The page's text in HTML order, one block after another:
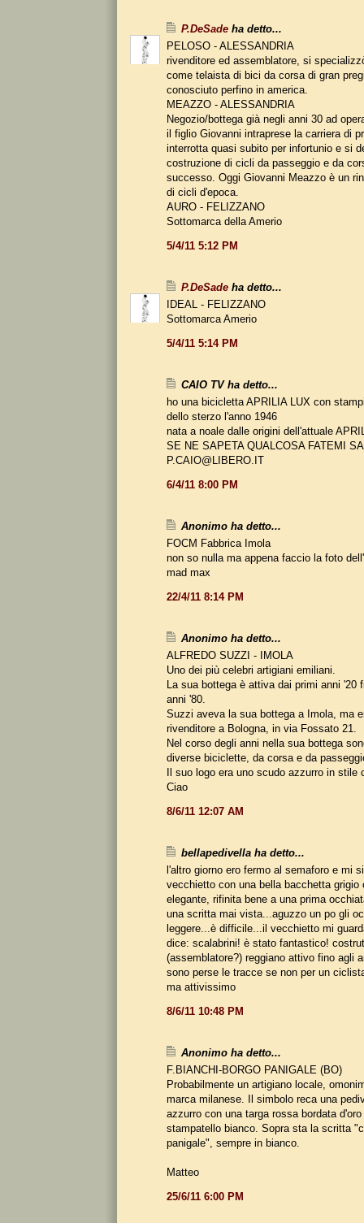
P.DeSade ha detto...
PELOSO - ALESSANDRIA
rivenditore ed assemblatore, si
come telaista di bici da corsa di gran
conosciuto perfino in america.
MEAZZO - ALESSANDRIA
Negozio/bottega già negli anni 30 ad
il figlio Giovanni intraprese la carriera di
interrotta quasi subito per infortunio e si
costruzione di cicli da passeggio e da
successo. Oggi Giovanni Meazzo è un
di cicli d'epoca.
AURO - FELIZZANO
Sottomarca della Amerio
5/4/11 5:12 PM
P.DeSade ha detto...
IDEAL - FELIZZANO
Sottomarca Amerio
5/4/11 5:14 PM
CAIO TV ha detto...
ho una bicicletta APRILIA LUX con
dello sterzo l'anno 1946
nata a noale dalle origini dell'attuale
SE NE SAPETA QUALCOSA FATEMI
P.CAIO@LIBERO.IT
6/4/11 8:00 PM
Anonimo ha detto...
FOCM Fabbrica Imola
non so nulla ma appena faccio la foto
mad max
22/4/11 8:14 PM
Anonimo ha detto...
ALFREDO SUZZI - IMOLA
Uno dei più celebri artigiani emiliani.
La sua bottega è attiva dai primi anni '20
anni '80.
Suzzi aveva la sua bottega a Imola, ma
rivenditore a Bologna, in via Fossato 21.
Nel corso degli anni nella sua bottega
diverse biciclette, da corsa e da
Il suo logo era uno scudo azzurro in stile
Ciao
8/6/11 12:07 AM
bellapedivella ha detto...
l'altro giorno ero fermo al semaforo e mi
vecchietto con una bella bacchetta grigio
elegante, rifinita bene a una prima
una scritta mai vista...aguzzo un po gli
leggere...è difficile...il vecchietto mi
dice: scalabrini! è stato fantastico!
(assemblatore?) reggiano attivo fino agli
sono perse le tracce se non per un
ma attivissimo
8/6/11 10:48 PM
Anonimo ha detto...
F.BIANCHI-BORGO PANIGALE (BO)
Probabilmente un artigiano locale,
marca milanese. Il simbolo reca una
azzurro con una targa rossa bordata
stampatello bianco. Sopra sta la scritta
panigale", sempre in bianco.
Matteo
25/6/11 6:00 PM